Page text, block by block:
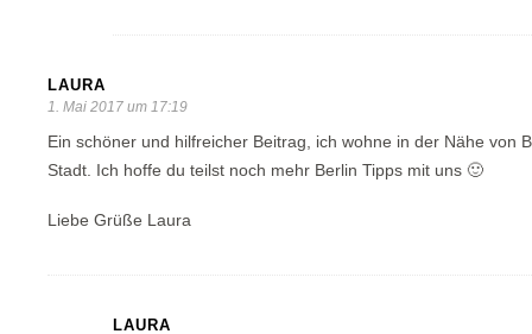
LAURA
1. Mai 2017 um 17:19
Ein schöner und hilfreicher Beitrag, ich wohne in der Nähe von
Stadt. Ich hoffe du teilst noch mehr Berlin Tipps mit uns 🙂
Liebe Grüße Laura
LAURA